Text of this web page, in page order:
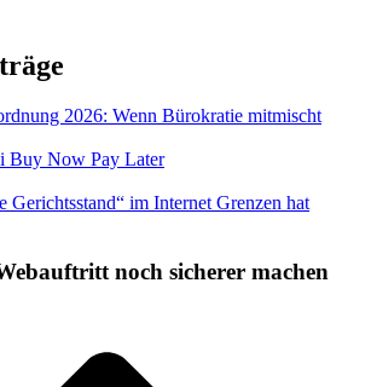
2026: Wenn Bürokratie mitmischt
Buy Now Pay Later
Gerichtsstand“ im Internet Grenzen hat
noch sicherer machen